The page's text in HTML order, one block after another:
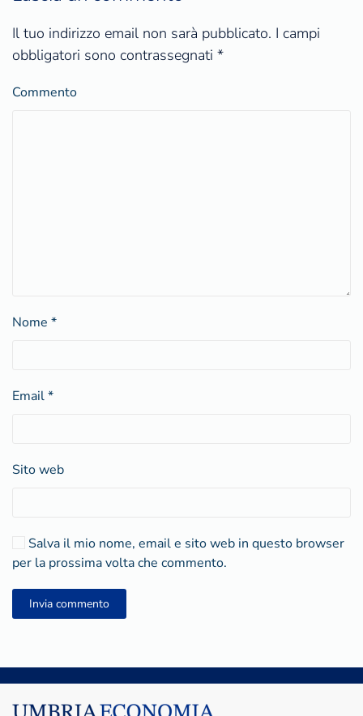
Il tuo indirizzo email non sarà pubblicato. I campi
obbligatori sono contrassegnati *
Commento
Nome *
Email*
Sito web
Salva il mio nome, email e sito web in questo browser
per la prossima volta che commento.
Invia commento